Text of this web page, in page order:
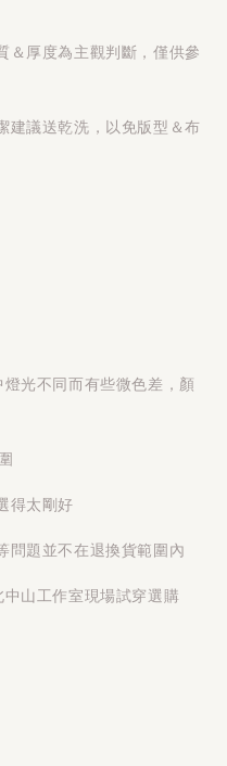
＆厚度為主觀判斷，僅供參
建議送乾洗，以免版型＆布
光不同而有些微色差，顏
得太剛好
問題並不在退換貨範圍內
山工作室現場試穿選購